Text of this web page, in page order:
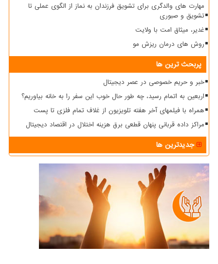
مهارت های والدگری برای تشویق فرزندان به نماز از الگوی عملی تا
تشویق و صبوری
غدیر، میثاق امت با ولایت
روش های درمان ریزش مو
پربحث ترین ها
خبر و حریم خصوصی در عصر دیجیتال
اربعین به اتمام رسید، چه طور حال خوب این سفر را به خانه بیاوریم؟
همراه با فیلمهای آخر هفته تلویزیون از غلاف تمام فلزی تا پست
مراکز داده قربانی پنهان قطعی برق هزینه اختلال در اقتصاد دیجیتال
جدیدترین ها